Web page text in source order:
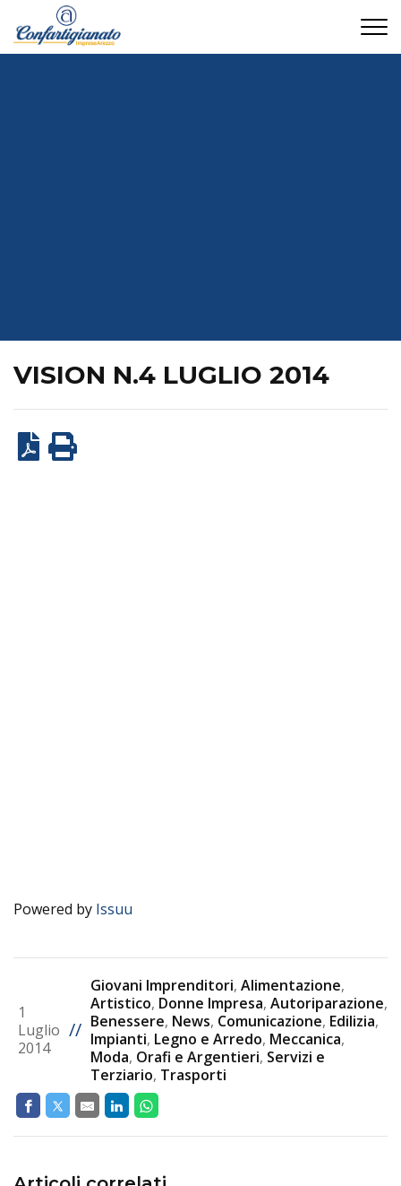
VISION N.4 LUGLIO 2014
Powered by Issuu
1
Luglio
2014
//
Giovani Imprenditori, Alimentazione,
Artistico, Donne Impresa, Autoriparazione,
Benessere, News, Comunicazione, Edilizia,
Impianti, Legno e Arredo, Meccanica,
Moda, Orafi e Argentieri, Servizi e
Terziario, Trasporti